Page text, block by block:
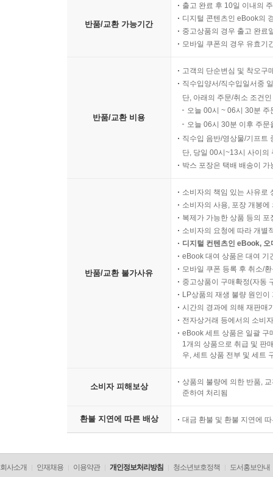
반품/교환 가능기간
출고 완료 후 10일 이내의
디지털 콘텐츠인 eBook의
중고상품의 경우 출고 완료
모바일 쿠폰의 경우 유효기
반품/교환 비용
고객의 단순변심 및 착오구
직수입양서/직수입일서중
단, 아래의 주문/취소 조건
오늘 00시 ~ 06시 30분
오늘 06시 30분 이후 주
직수입 음반/영상물/기프트
단, 당일 00시~13시 사이의
박스 포장은 택배 배송이
반품/교환 불가사유
소비자의 책임 있는 사유로
소비자의 사용, 포장 개봉
복제가 가능한 상품 등의
소비자의 요청에 따라 개별
디지털 컨텐츠인 eBook,
eBook 대여 상품은 대여 기
모바일 쿠폰 등록 후 취소/
중고상품이 구매확정(자동
LP상품의 재생 불량 원인
시간의 경과에 의해 재판매
전자상거래 등에서의 소비
eBook 세트 상품은 일괄 구
1개의 상품으로 취급 및 판
우, 세트 상품 전부 및 세트
소비자 피해보상
상품의 불량에 의한 반품,
준하여 처리됨
환불 지연에 따른 배상 대금 환불 및 환불 지연에
회사소개 인재채용 이용약관 개인정보처리방침 청소년보호정책 도서홍보안내